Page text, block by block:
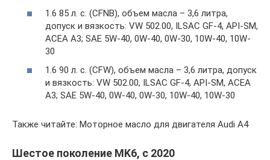
1.6 85 л. с. (CFNB), объем масла – 3,6 литра,
допуск и вязкость: VW 502.00, ILSAC GF-4, API-SM,
ACEA A3; SAE 5W-40, 0W-40, 0W-30, 10W-40, 10W-
30
1.6 90 л. с. (CFW), объем масла – 3,6 литра, допуск
и вязкость: VW 502.00, ILSAC GF-4, API-SM, ACEA
A3; SAE 5W-40, 0W-40, 0W-30, 10W-40, 10W-30
Также читайте: Моторное масло для двигателя Audi A4
Шестое поколение MK6, с 2020